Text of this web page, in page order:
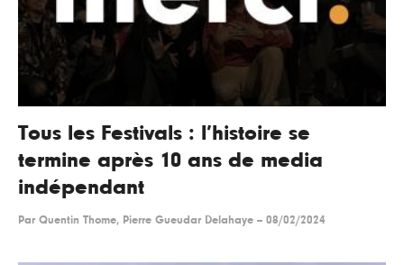
Tous les Festivals : l’histoire se
termine après 10 ans de media
indépendant
Par Quentin Thome, Pierre Gueudar Delahaye -- 08/02/2024